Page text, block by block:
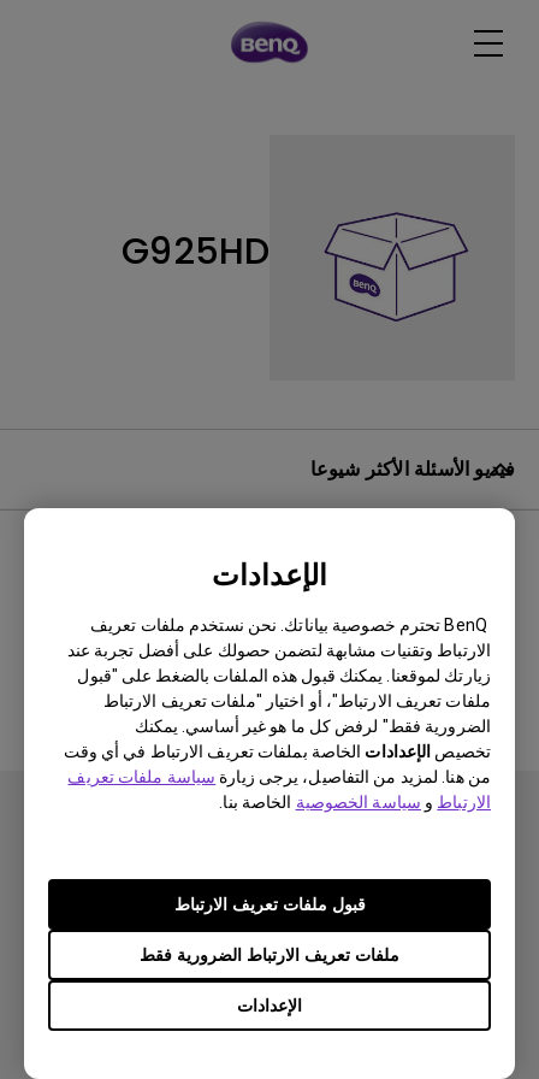
الإعدادات
BenQ تحترم خصوصية بياناتك. نحن نستخدم ملفات تعريف
الارتباط وتقنيات مشابهة لتضمن حصولك على أفضل تجربة عند
زيارتك لموقعنا. يمكنك قبول هذه الملفات بالضغط على "قبول
ملفات تعريف الارتباط"، أو اختيار "ملفات تعريف الارتباط
الضرورية فقط" لرفض كل ما هو غير أساسي. يمكنك
تخصيص الإعدادات الخاصة بملفات تعريف الارتباط في أي وقت
من هنا. لمزيد من التفاصيل، يرجى زيارة سياسة ملفات تعريف
الارتباط و سياسة الخصوصية الخاصة بنا.
الإعدادات
ملفات تعريف الارتباط الضرورية فقط
قبول ملفات تعريف الارتباط
G925HD
فيديو الأسئلة الأكثر شيوعا
لا توجد مقاطع فيديو ذات صلة
حلول